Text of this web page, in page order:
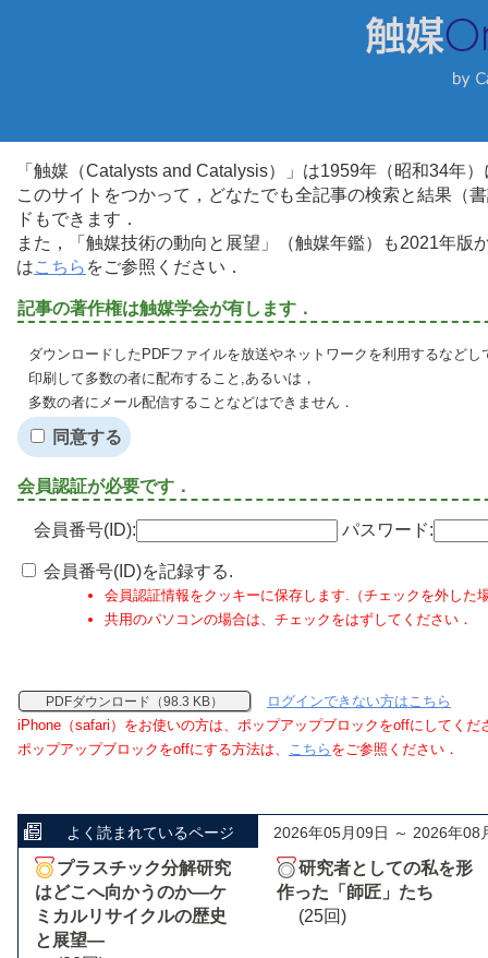
「触媒（Catalysts and Catalysis）」は1959年（昭和34年
このサイトをつかって，どなたでも全記事の検索と結果（
ドもできます．
また，「触媒技術の動向と展望」（触媒年鑑）も2021年
はこちら をご参照ください．
記事の著作権は触媒学会が有します．
ダウンロードしたPDFファイルを放送やネットワークを利用するなど
印刷して多数の者に配布すること,あるいは，
多数の者にメール配信することなどはできません．
同意する
会員認証が必要です．
会員番号(ID): パスワード:
会員番号(ID)を記録する.
会員認証情報をクッキーに保存します.（チェックを外した
共用のパソコンの場合は、チェックをはずしてください．
PDFダウンロード（98.3 KB）
ログインできない方はこちら
iPhone（safari）をお使いの方は、ポップアップブロックをoffにしてくだ
ポップアップブロックをoffにする方法は、 こちら をご参照ください．
よく読まれているページ 2026年05月09日 ～ 2026年08
プラスチック分解研究
はどこへ向かうのか―ケ
ミカルリサイクルの歴史
と展望―
研究者としての私を形
作った「師匠」たち
(25回)